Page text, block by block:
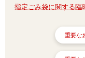
指定ごみ袋に関する臨
重要な